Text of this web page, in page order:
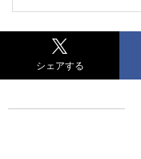
シェアする